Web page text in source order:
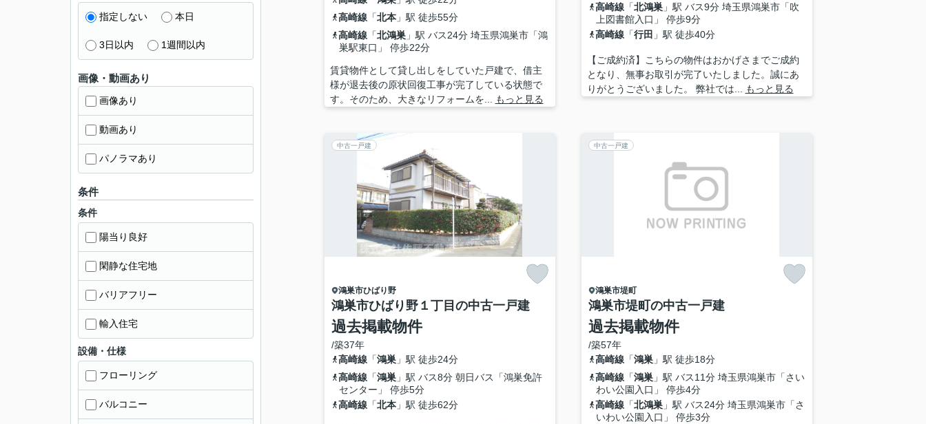
高崎線「北本」駅 徒歩55分
高崎線「北鴻巣」駅 バス24分 埼玉県鴻巣市「鴻
巣駅東口」 停歩22分
賃貸物件として貸し出しをしていた戸建で、借主
様が退去後の原状回復工事が完了している状態で
す。そのため、大きなリフォームを...
もっと見る
高崎線「北鴻巣」駅 バス9分 埼玉県鴻巣市「吹
上図書館入口」 停歩9分
高崎線「行田 」駅 徒歩40分
【ご成約済】こちらの物件はおかげさまでご成約
となり、無事お取引が完了いたしました。誠にあ
りがとうございました。 弊社では...
もっと見る
中古一戸建
鴻巣市ひばり野
鴻巣市ひばり野１丁目の中古一戸建
過去掲載物件
/築37年
高崎線「鴻巣」駅 徒歩24分
高崎線「鴻巣」駅 バス8分 朝日バス「鴻巣免許
センター」 停歩5分
高崎線「北本」駅 徒歩62分
中古一戸建
鴻巣市堤町
鴻巣市堤町の中古一戸建
過去掲載物件
/築57年
高崎線「鴻巣」駅 徒歩18分
高崎線「鴻巣」駅 バス11分 埼玉県鴻巣市「さい
わい公園入口」 停歩4分
高崎線「北鴻巣」駅 バス24分 埼玉県鴻巣市「さ
いわい公園入口」 停歩3分
指定しない 本日
3日以内 1週間以内
画像・動画あり
画像あり
動画あり
パノラマあり
条件
条件
陽当り良好
閑静な住宅地
バリアフリー
輸入住宅
設備・仕様
フローリング
バルコニー